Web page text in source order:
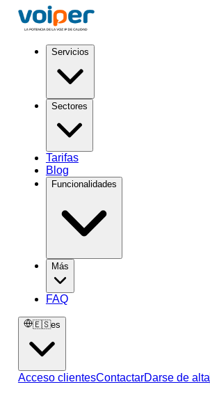
Servicios
Sectores
Tarifas
Blog
Funcionalidades
Más
FAQ
🇪🇸es
Acceso clientesContactarDarse de alta